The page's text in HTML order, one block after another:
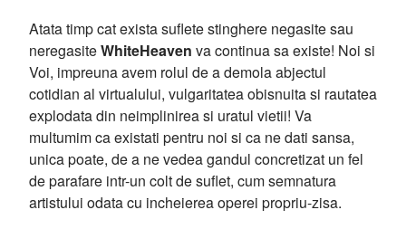
Atata timp cat exista suflete stinghere negasite sau
neregasiteWhiteHeaven va continua sa existe! Noi si
Voi, impreuna avem rolul de a demola abjectul
cotidian al virtualului, vulgaritatea obisnuita si rautatea
explodata din neimplinirea si uratul vietii! Va
multumim ca existati pentru noi si ca ne dati sansa,
unica poate, de a ne vedea gandul concretizat un fel
de parafare intr-un colt de suflet, cum semnatura
artistului odata cu incheierea operei propriu-zisa.